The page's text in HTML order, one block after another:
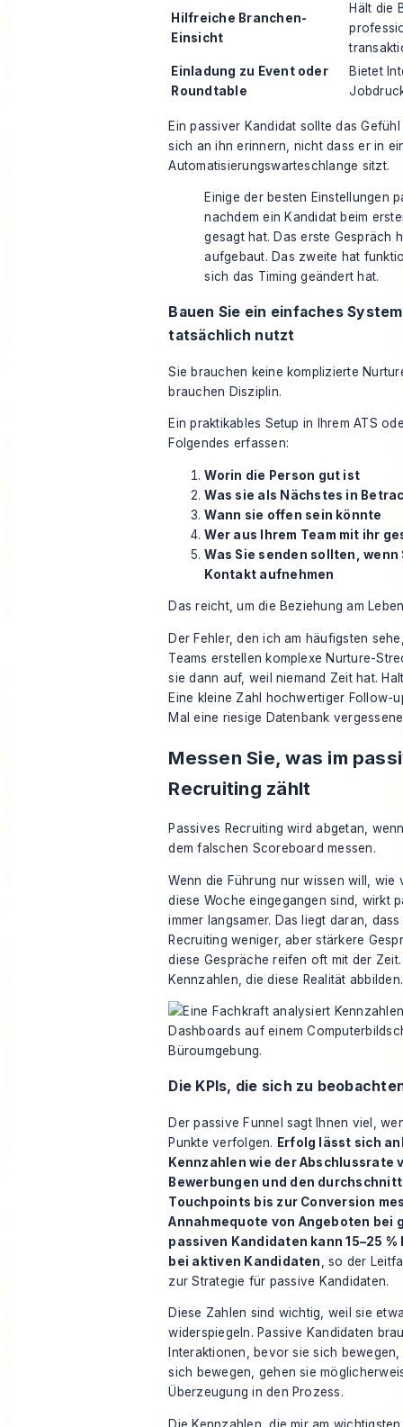
Hilfreiche Branchen-
Einsicht
Hält die
Einladung zu Event oder
Roundtable
Bietet
Ein passiver Kandidat sollte das
sich an ihn erinnern, nicht dass er in
Automatisierungswarteschlange sitzt.
Einige der besten Einstellungen
nachdem ein Kandidat beim
gesagt hat. Das erste Gespräch
aufgebaut. Das zweite hat
sich das Timing geändert hat.
Bauen Sie ein einfaches
tatsächlich nutzt
Sie brauchen keine komplizierte
brauchen Disziplin.
Ein praktikables Setup in Ihrem ATS
Folgendes erfassen:
Worin die Person gut ist
Was sie als Nächstes in
Wann sie offen sein könnte
Wer aus Ihrem Team mit ihr
Was Sie senden sollten, wenn
Kontakt aufnehmen
Das reicht, um die Beziehung am
Der Fehler, den ich am häufigsten
Teams erstellen komplexe Nurture-
sie dann auf, weil niemand Zeit hat.
Eine kleine Zahl hochwertiger Follow-
Mal eine riesige Datenbank
Messen Sie, was im
Recruiting zählt
Passives Recruiting wird abgetan,
dem falschen Scoreboard messen.
Wenn die Führung nur wissen will, wie
diese Woche eingegangen sind, wirkt
immer langsamer. Das liegt daran,
Recruiting weniger, aber stärkere
diese Gespräche reifen oft mit der
Kennzahlen, die diese Realität abbilden.
Die KPIs, die sich zu
Der passive Funnel sagt Ihnen viel,
Punkte verfolgen. Erfolg lässt sich
Kennzahlen wie der Abschlussrate
Bewerbungen und den
Touchpoints bis zur Conversion
Annahmequote von Angeboten bei
passiven Kandidaten kann 15–25
bei aktiven Kandidaten
, so der
zur Strategie für passive Kandidaten.
Diese Zahlen sind wichtig, weil sie
widerspiegeln. Passive Kandidaten
Interaktionen, bevor sie sich
sich bewegen, gehen sie
Überzeugung in den Prozess.